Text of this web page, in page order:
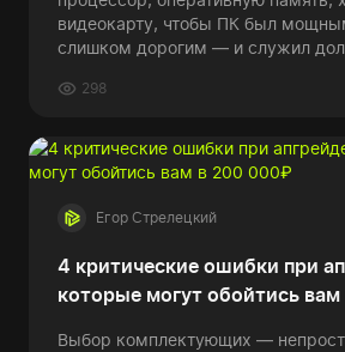
видеокарту, чтобы ПК был
слишком дорогим — и служил
298
Егор Стрелецкий
4 критические ошибки при
которые могут обойтись
Выбор комплектующих —